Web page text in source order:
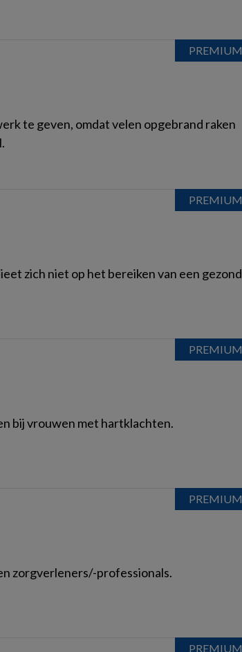
te geven, omdat velen opgebrand raken
zich niet op het bereiken van een gezond
bij vrouwen met hartklachten.
zorgverleners/-professionals.